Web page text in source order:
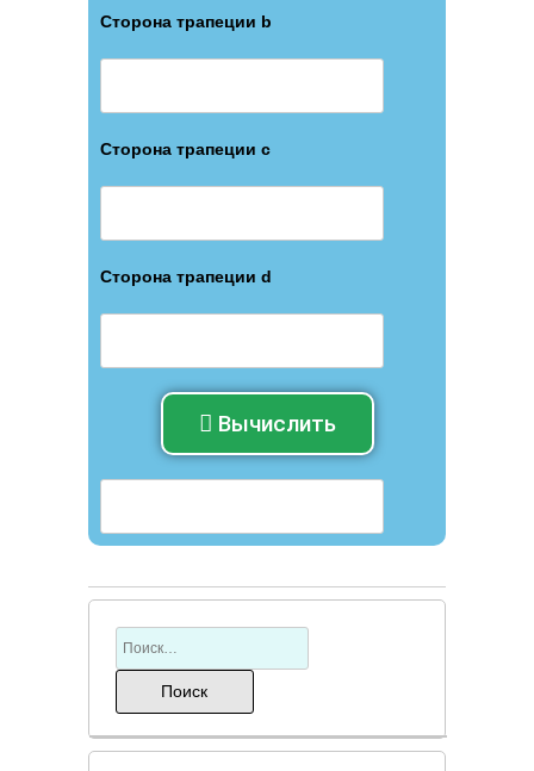
Сторона трапеции b
Сторона трапеции c
Сторона трапеции d
Вычислить